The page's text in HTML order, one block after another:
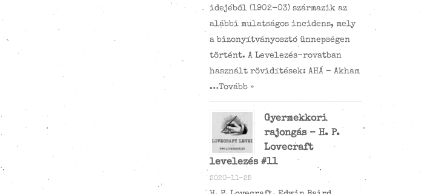
idejéből (1902-03) származik az
alábbi mulatságos incidens, mely
a bizonyítványosztó ünnepségen
történt. A Levelezés-rovatban
használt rövidítések: AHÁ – Akham
…Tovább »
Gyermekkori
rajongás – H. P.
Lovecraft
levelezés #11
2020-11-25